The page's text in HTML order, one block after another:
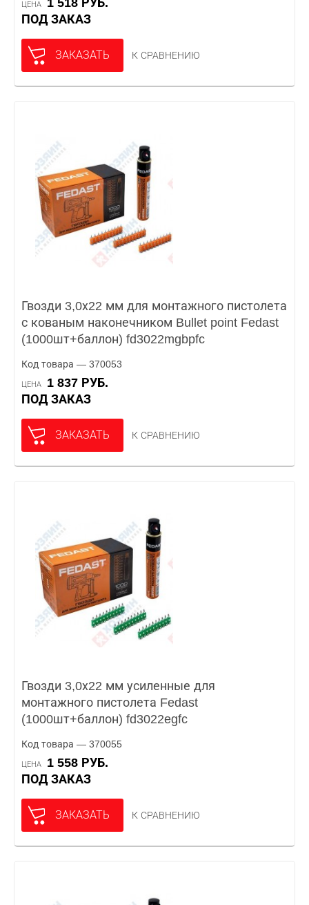
ЦЕНА
1 518 РУБ.
ПОД ЗАКАЗ
ЗАКАЗАТЬ К СРАВНЕНИЮ
Гвозди 3,0х22 мм для монтажного пистолета
с кованым наконечником Bullet point Fedast
(1000шт+баллон) fd3022mgbpfc
Код товара — 370053
ЦЕНА
1 837 РУБ.
ПОД ЗАКАЗ
ЗАКАЗАТЬ К СРАВНЕНИЮ
Гвозди 3,0х22 мм усиленные для
монтажного пистолета Fedast
(1000шт+баллон) fd3022egfc
Код товара — 370055
ЦЕНА
1 558 РУБ.
ПОД ЗАКАЗ
ЗАКАЗАТЬ К СРАВНЕНИЮ